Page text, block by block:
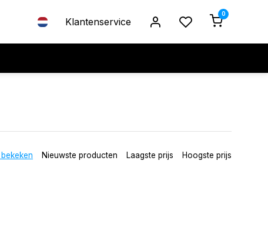
Klantenservice
0
Nieuwste producten Laagste prijs Hoogste prijs